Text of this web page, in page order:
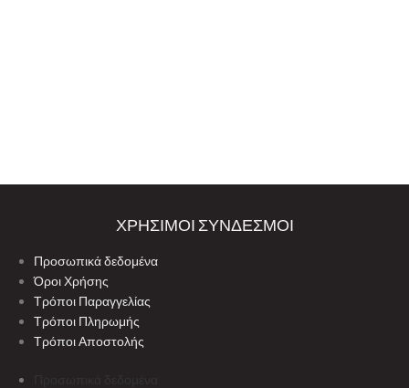
ΧΡΗΣΙΜΟΙ ΣΥΝΔΕΣΜΟΙ
Προσωπικά δεδομένα
Όροι Χρήσης
Τρόποι Παραγγελίας
Τρόποι Πληρωμής
Τρόποι Αποστολής